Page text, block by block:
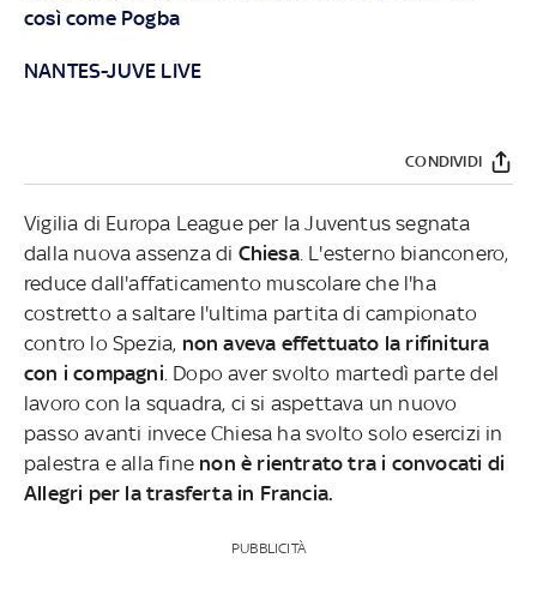
così come Pogba
NANTES-JUVE LIVE
CONDIVIDI
Vigilia di Europa League per la Juventus segnata
dalla nuova assenza di Chiesa. L'esterno bianconero,
reduce dall'affaticamento muscolare che l'ha
costretto a saltare l'ultima partita di campionato
contro lo Spezia, non aveva effettuato la rifinitura
con i compagni . Dopo aver svolto martedì parte del
lavoro con la squadra, ci si aspettava un nuovo
passo avanti invece Chiesa ha svolto solo esercizi in
palestra e alla fine non è rientrato tra i convocati di
Allegri per la trasferta in Francia.
PUBBLICITÀ